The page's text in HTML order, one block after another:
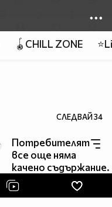
🪀CHILL ZONE
СЛЕДВАЙ34
Потребителят
все още няма
качено съдържание.